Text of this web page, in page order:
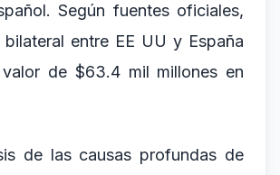
Según fuentes oficiales,
entre EE UU y España
de $63.4 mil millones en
de las causas profundas de